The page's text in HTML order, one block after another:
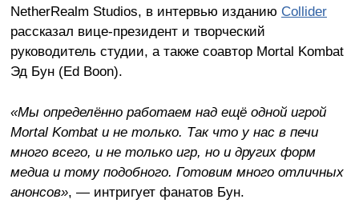
NetherRealm Studios, в интервью изданию Collider
рассказал вице-президент и творческий
руководитель студии, а также соавтор Mortal Kombat
Эд Бун (Ed Boon).
«Мы определённо работаем над ещё одной игрой
Mortal Kombat и не только. Так что у нас в печи
много всего, и не только игр, но и других форм
медиа и тому подобного. Готовим много отличных
анонсов», — интригует фанатов Бун.